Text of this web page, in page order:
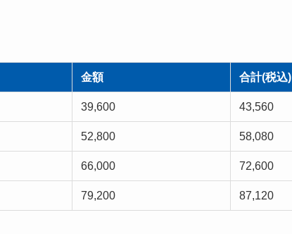
金額 合計(税込)
39,600 43,560
52,800 58,080
66,000 72,600
79,200 87,120